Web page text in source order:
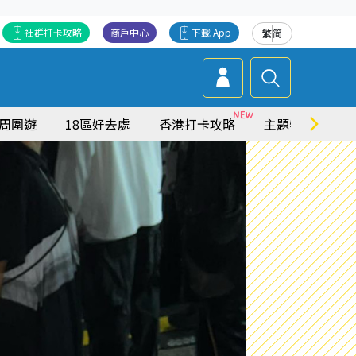
繁简
下載 App
商戶中心
社群打卡攻略
圍遊 18區好去處 香港打卡攻略 主題特集